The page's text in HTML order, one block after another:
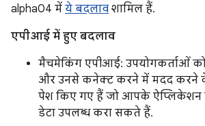
alpha04 में ये बदलाव शामिल हैं.
एपीआई में हुए बदलाव
मैचमेकिंग एपीआई: उपयोगकर्ताओं को
और उनसे कनेक्ट करने में मदद करने
पेश किए गए हैं जो आपके ऐप्लिकेशन
डेटा उपलब्ध करा सकते हैं.